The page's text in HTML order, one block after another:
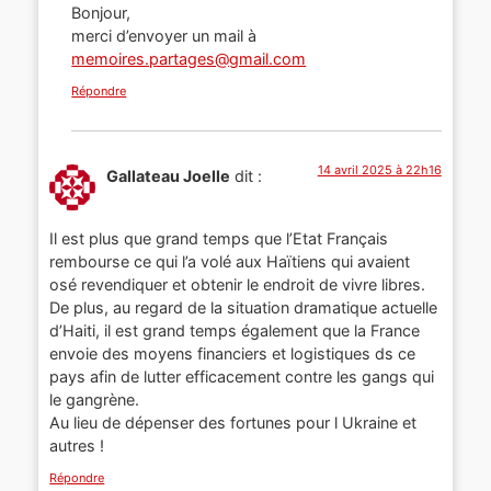
Bonjour,
merci d’envoyer un mail à
memoires.partages@gmail.com
Répondre
Gallateau Joelle dit : 14 avril 2025 à 22h16
Il est plus que grand temps que l’Etat Français
rembourse ce qui l’a volé aux Haïtiens qui avaient
osé revendiquer et obtenir le endroit de vivre libres.
De plus, au regard de la situation dramatique actuelle
d’Haiti, il est grand temps également que la France
envoie des moyens financiers et logistiques ds ce
pays afin de lutter efficacement contre les gangs qui
le gangrène.
Au lieu de dépenser des fortunes pour l Ukraine et
autres !
Répondre